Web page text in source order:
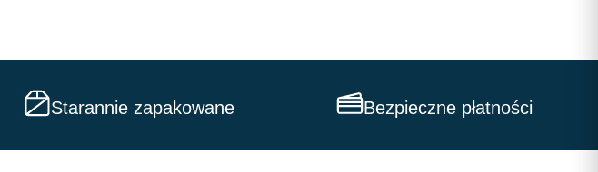
Starannie zapakowane Bezpieczne płatności